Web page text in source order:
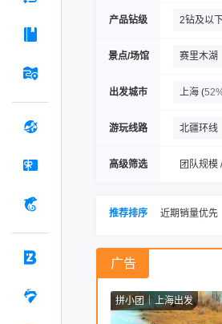
产品钻级 2钻及以下
景点/场馆 赛里木湖
禾木风景
出发城市 上海 (
库车
游玩线路 北疆环线
高级筛选 团队规模
推荐排序 近期销量优先
广告
拼小团 上海出发